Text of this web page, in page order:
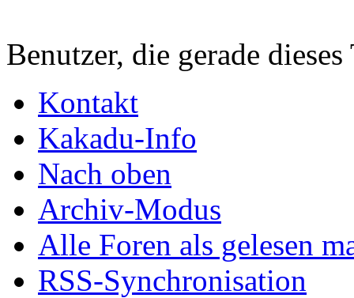
Benutzer, die gerade
Kontakt
Kakadu-Info
Nach oben
Archiv-Modus
Alle Foren als gelesen
RSS-Synchronisation